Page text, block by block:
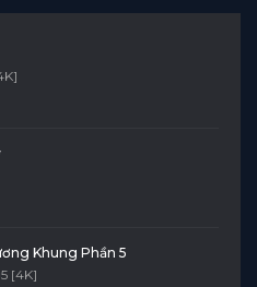
Khung Phần 5
[4K]